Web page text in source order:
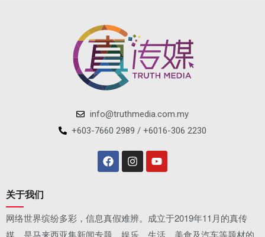
info@truthmedia.com.my
+603-7660 2989 / +6016-306 2230
关于我们
网络世界缤纷多彩，信息真假难辨。成立于2019年11月的真传
媒，是马来西亚集新闻专题、娱乐、生活、美食及汽车等题材的